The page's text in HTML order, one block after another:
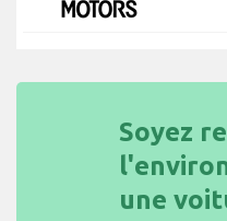
Soyez
une